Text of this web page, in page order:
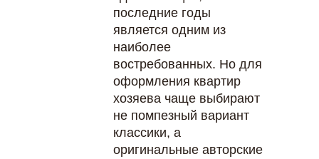
последние годы
является одним из
наиболее
востребованных. Но для
оформления квартир
хозяева чаще выбирают
не помпезный вариант
классики, а
оригинальные авторские